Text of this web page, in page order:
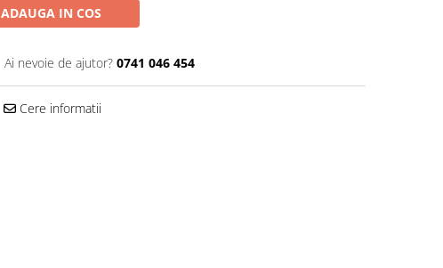
ADAUGA IN COS
Ai nevoie de ajutor? 0741 046 454
Cere informatii